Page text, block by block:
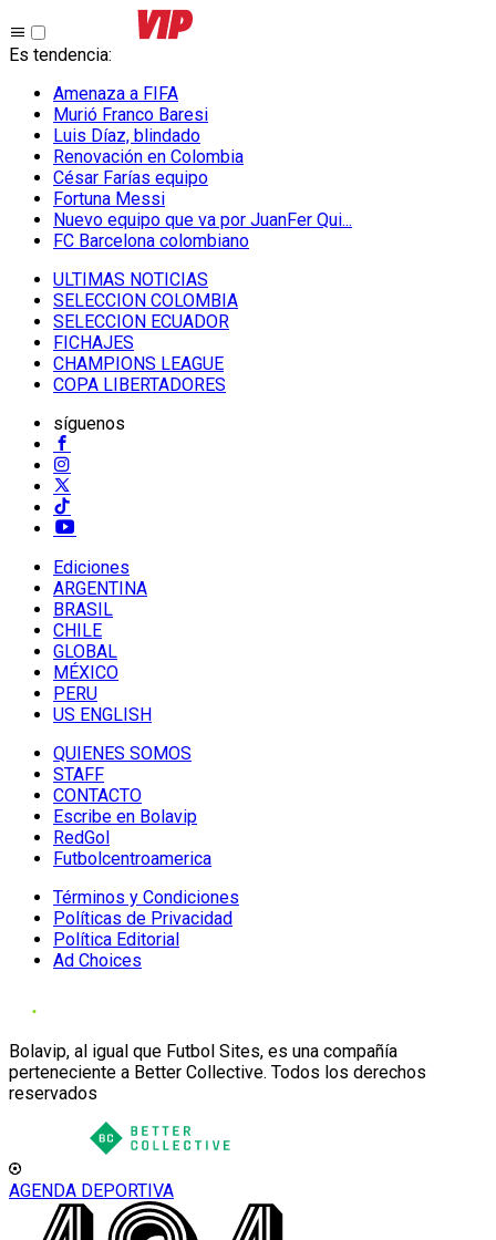
Es tendencia:
Amenaza a FIFA
Murió Franco Baresi
Luis Díaz, blindado
Renovación en Colombia
César Farías equipo
Fortuna Messi
Nuevo equipo que va por JuanFer Qui...
FC Barcelona colombiano
ULTIMAS NOTICIAS
SELECCION COLOMBIA
SELECCION ECUADOR
FICHAJES
CHAMPIONS LEAGUE
COPA LIBERTADORES
síguenos
Ediciones
ARGENTINA
BRASIL
CHILE
GLOBAL
MÉXICO
PERU
US ENGLISH
QUIENES SOMOS
STAFF
CONTACTO
Escribe en Bolavip
RedGol
Futbolcentroamerica
Términos y Condiciones
Políticas de Privacidad
Política Editorial
Ad Choices
Bolavip, al igual que Futbol Sites, es una compañía
perteneciente a Better Collective. Todos los derechos
reservados
AGENDA DEPORTIVA